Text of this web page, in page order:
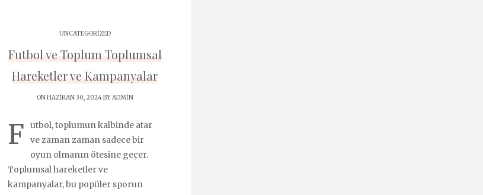
UNCATEGORIZED
Futbol ve Toplum Toplumsal
Hareketler ve Kampanyalar
ON HAZIRAN 30, 2024 BYADMIN
F
utbol, toplumun kalbinde atar
ve zaman zaman sadece bir
oyun olmanın ötesine geçer.
Toplumsal hareketler ve
kampanyalar, bu popüler sporun